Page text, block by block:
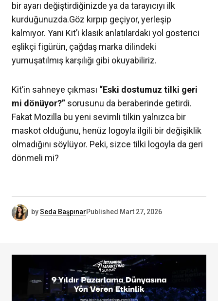
bir ayarı değiştirdiğinizde ya da tarayıcıyı ilk
kurduğunuzda.Göz kırpıp geçiyor, yerleşip
kalmıyor. Yani Kit’i klasik anlatılardaki yol gösterici
eşlikçi figürün, çağdaş marka dilindeki
yumuşatılmış karşılığı gibi okuyabiliriz.
Kit’in sahneye çıkması “Eski dostumuz tilki geri
mi dönüyor?” sorusunu da beraberinde getirdi.
Fakat Mozilla bu yeni sevimli tilkin yalnızca bir
maskot olduğunu, henüz logoyla ilgili bir değişiklik
olmadığını söylüyor. Peki, sizce tilki logoyla da geri
dönmeli mi?
bySeda BaşpınarPublished Mart 27, 2026